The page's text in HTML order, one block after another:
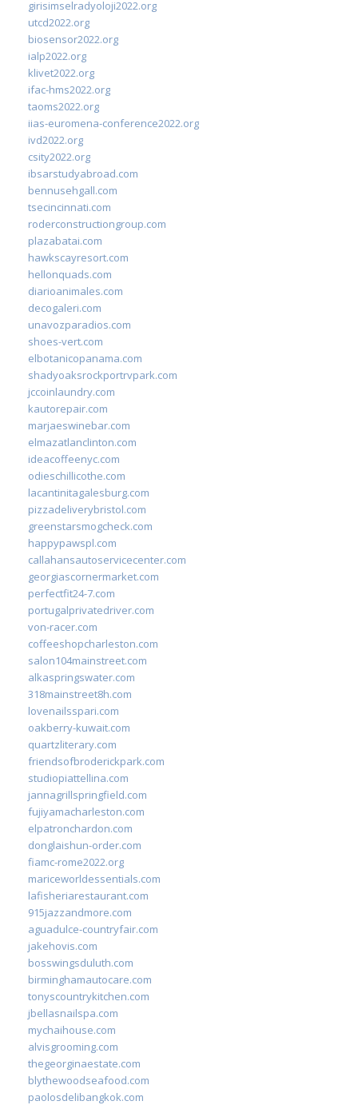
girisimselradyoloji2022.org
utcd2022.org
biosensor2022.org
ialp2022.org
klivet2022.org
ifac-hms2022.org
taoms2022.org
iias-euromena-conference2022.org
ivd2022.org
csity2022.org
ibsarstudyabroad.com
bennusehgall.com
tsecincinnati.com
roderconstructiongroup.com
plazabatai.com
hawkscayresort.com
hellonquads.com
diarioanimales.com
decogaleri.com
unavozparadios.com
shoes-vert.com
elbotanicopanama.com
shadyoaksrockportrvpark.com
jccoinlaundry.com
kautorepair.com
marjaeswinebar.com
elmazatlanclinton.com
ideacoffeenyc.com
odieschillicothe.com
lacantinitagalesburg.com
pizzadeliverybristol.com
greenstarsmogcheck.com
happypawspl.com
callahansautoservicecenter.com
georgiascornermarket.com
perfectfit24-7.com
portugalprivatedriver.com
von-racer.com
coffeeshopcharleston.com
salon104mainstreet.com
alkaspringswater.com
318mainstreet8h.com
lovenailsspari.com
oakberry-kuwait.com
quartzliterary.com
friendsofbroderickpark.com
studiopiattellina.com
jannagrillspringfield.com
fujiyamacharleston.com
elpatronchardon.com
donglaishun-order.com
fiamc-rome2022.org
mariceworldessentials.com
lafisheriarestaurant.com
915jazzandmore.com
aguadulce-countryfair.com
jakehovis.com
bosswingsduluth.com
birminghamautocare.com
tonyscountrykitchen.com
jbellasnailspa.com
mychaihouse.com
alvisgrooming.com
thegeorginaestate.com
blythewoodseafood.com
paolosdelibangkok.com